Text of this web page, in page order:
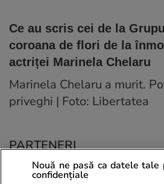
Ce au scris cei de la
coroana de flori de la
actriței Marinela Chelaru
Marinela Chelaru a murit.
priveghi | Foto: Libertatea
PARTENERI
Nouă ne pasă ca datele tale
confidențiale